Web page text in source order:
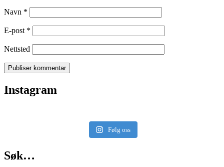
Navn *
E-post *
Nettsted
Instagram
Følg oss
Søk…